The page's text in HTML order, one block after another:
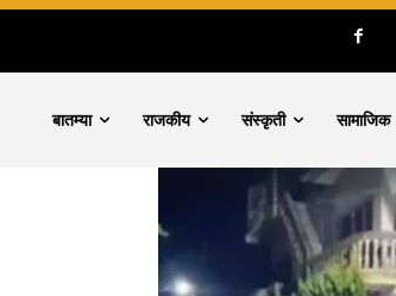
बातम्या राजकीय संस्कृती सामाजिक